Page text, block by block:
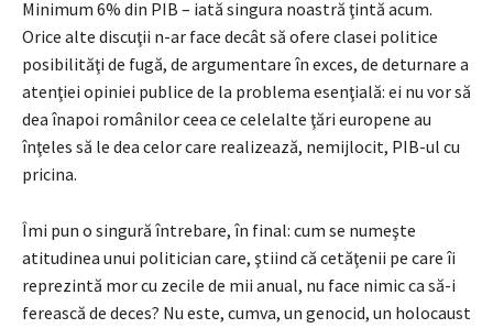
Minimum 6% din PIB – iată singura noastră ţintă acum.
Orice alte discuţii n-ar face decât să ofere clasei politice
posibilităţi de fugă, de argumentare în exces, de deturnare a
atenţiei opiniei publice de la problema esenţială: ei nu vor să
dea înapoi românilor ceea ce celelalte ţări europene au
înţeles să le dea celor care realizează, nemijlocit, PIB-ul cu
pricina.
Îmi pun o singură întrebare, în final: cum se numeşte
atitudinea unui politician care, ştiind că cetăţenii pe care îi
reprezintă mor cu zecile de mii anual, nu face nimic ca să-i
ferească de deces? Nu este, cumva, un genocid, un holocaust